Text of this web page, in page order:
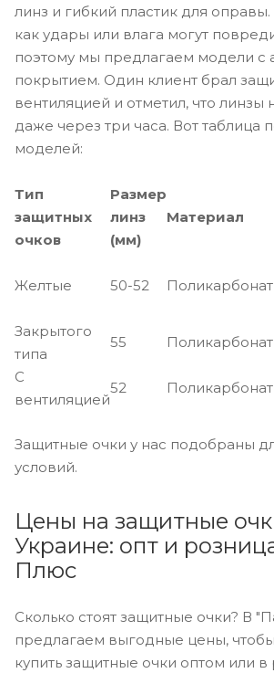
линз и гибкий пластик для
как удары или влага могут
поэтому мы предлагаем модели с
покрытием. Один клиент брал
вентиляцией и отметил, что линзы
даже через три часа. Вот таблица
моделей:
Тип
защитных
очков
Размер
линз
(мм)
Материал
Желтые 50-52 Поликарбонат
Закрытого
типа
55
С
вентиляцией
52 Поликарбонат
Защитные очки у нас подобраны
условий.
Цены на защитные
Украине: опт и
Плюс
Сколько стоят защитные очки? В
предлагаем выгодные цены,
купить защитные очки оптом или в